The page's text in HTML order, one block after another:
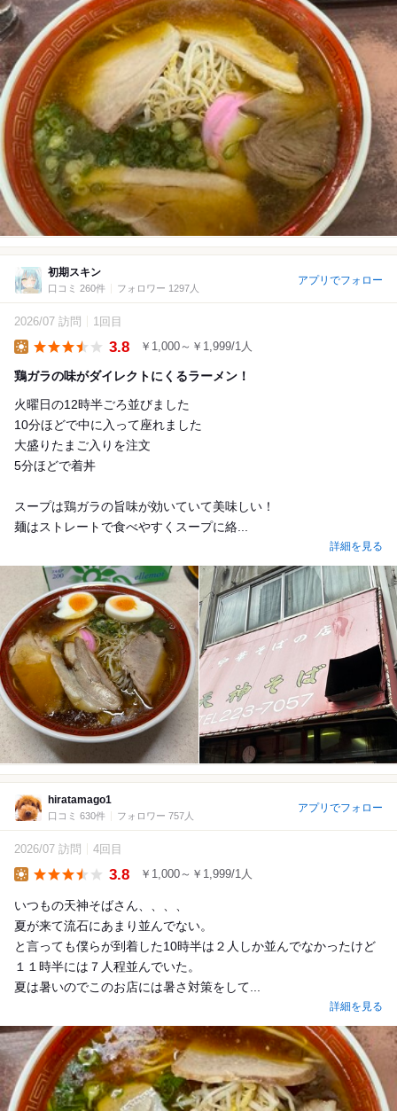
初期スキン
口コミ 260件 フォロワー 1297人
アプリでフォロー
2026/07 訪問 1回目
3.8 ￥1,000～￥1,999/1人
鶏ガラの味がダイレクトにくるラーメン！
火曜日の12時半ごろ並びました
10分ほどで中に入って座れました
大盛りたまご入りを注文
5分ほどで着丼
スープは鶏ガラの旨味が効いていて美味しい！
麺はストレートで食べやすくスープに絡...
詳細を見る
hiratamago1
口コミ 630件 フォロワー 757人
アプリでフォロー
2026/07 訪問 4回目
3.8 ￥1,000～￥1,999/1人
いつもの天神そばさん、、、、
夏が来て流石にあまり並んでない。
と言っても僕らが到着した10時半は２人しか並んでなかったけど
１１時半には７人程並んでいた。
夏は暑いのでこのお店には暑さ対策をして...
詳細を見る